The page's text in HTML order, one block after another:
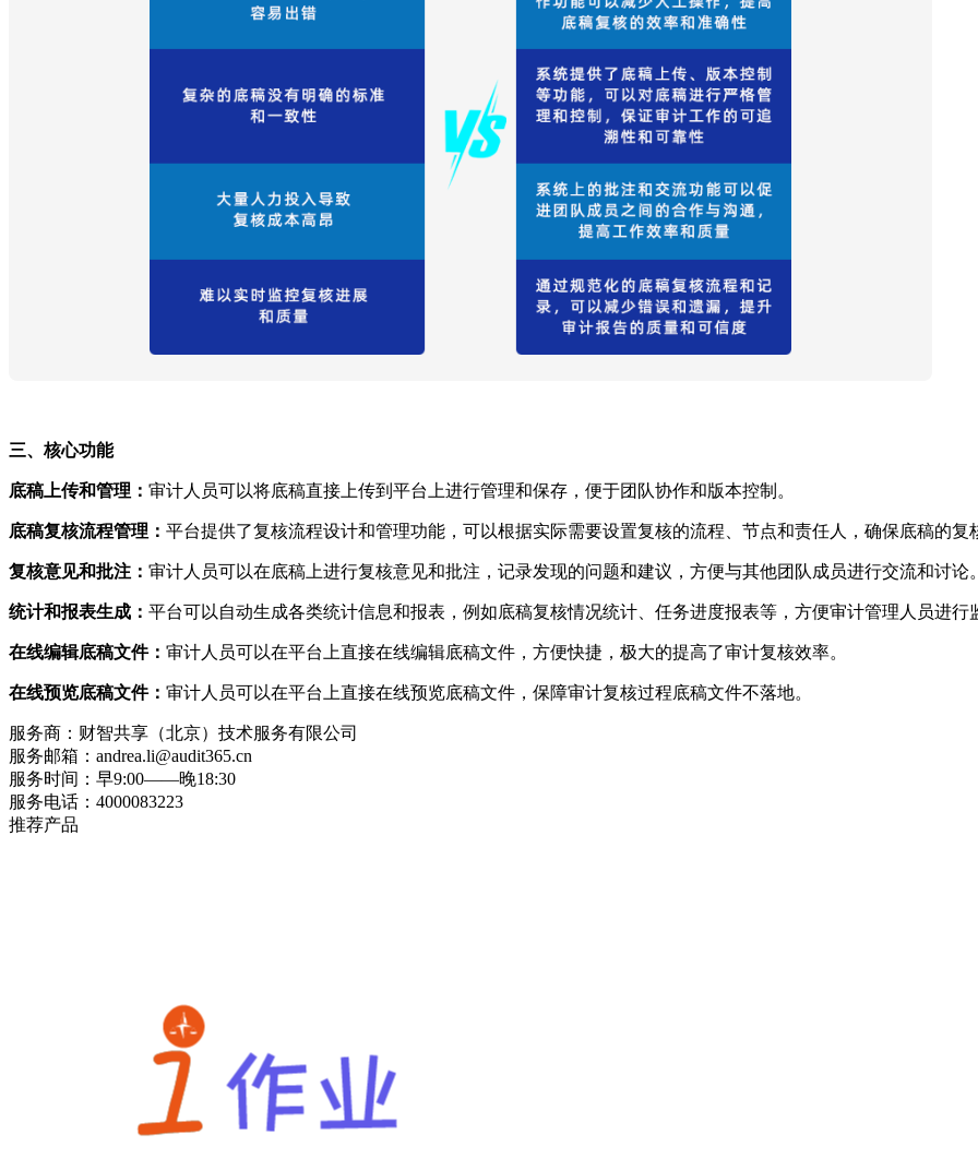
三、 核心功能
底稿上传和管理： 审计人员可以将底稿直接上传到平台上进行管理和保存，便于团队协作和版本控制。
底稿复核流程管理： 平台提供了复核流程设计和管理功能，可以根据实际需要设置复核的流程、节点和责任人，确保底稿的复
复核意见和批注： 审计人员可以在底稿上进行复核意见和批注，记录发现的问题和建议，方便与其他团队成员进行交流和讨论。
统计和报表生成： 平台可以自动生成各类统计信息和报表，例如底稿复核情况统计、任务进度报表等，方便审计管理人员进行
在线编辑底稿文件： 审计人员可以在平台上直接在线编辑底稿文件，方便快捷，极大的提高了审计复核效率。
在线预览底稿文件： 审计人员可以在平台上直接在线预览底稿文件，保障审计复核过程底稿文件不落地。
服务商： 财智共享（北京）技术服务有限公司
服务邮箱： andrea.li@audit365.cn
服务时间： 早9:00——晚18:30
服务电话： 4000083223
推荐产品